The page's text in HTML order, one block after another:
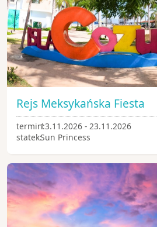
Rejs Meksykańska Fiesta
termin:13.11.2026 - 23.11.2026
statek:Sun Princess